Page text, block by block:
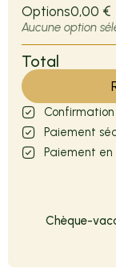
Options0,00 €
Aucune option
Total
Paiement
Paiement
Chèque-